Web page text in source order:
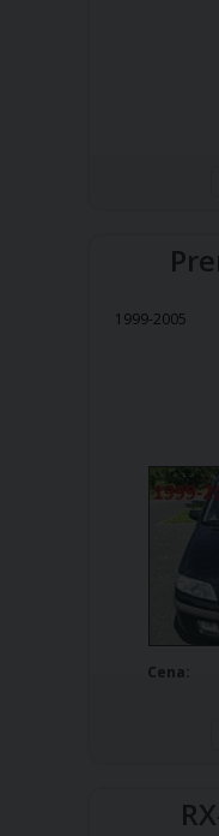
1999-2005
Cena: